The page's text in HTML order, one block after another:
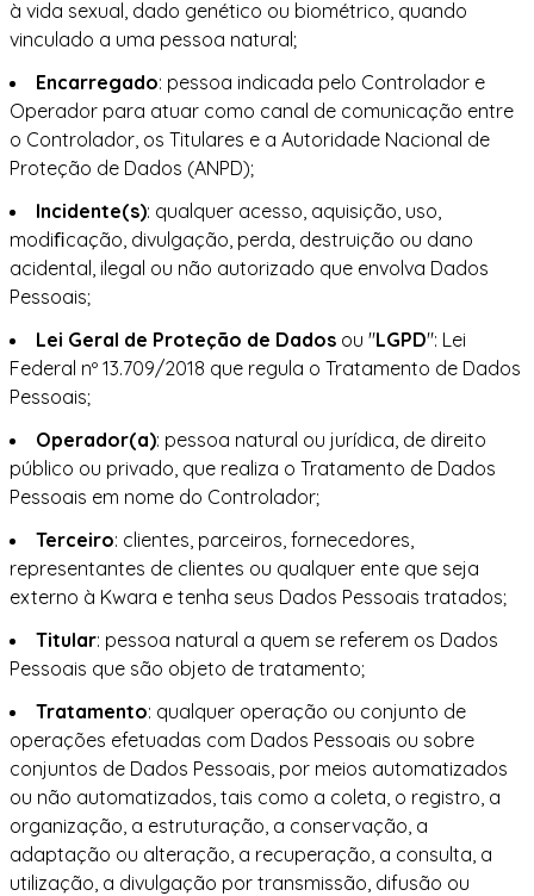
à vida sexual, dado genético ou biométrico, quando
vinculado a uma pessoa natural;
Encarregado: pessoa indicada pelo Controlador e
Operador para atuar como canal de comunicação entre
o Controlador, os Titulares e a Autoridade Nacional de
Proteção de Dados (ANPD);
Incidente(s): qualquer acesso, aquisição, uso,
modiﬁcação, divulgação, perda, destruição ou dano
acidental, ilegal ou não autorizado que envolva Dados
Pessoais;
Lei Geral de Proteção de Dados ou "LGPD": Lei
Federal nº 13.709/2018 que regula o Tratamento de Dados
Pessoais;
Operador(a): pessoa natural ou jurídica, de direito
público ou privado, que realiza o Tratamento de Dados
Pessoais em nome do Controlador;
Terceiro: clientes, parceiros, fornecedores,
representantes de clientes ou qualquer ente que seja
externo à Kwara e tenha seus Dados Pessoais tratados;
Titular: pessoa natural a quem se referem os Dados
Pessoais que são objeto de tratamento;
Tratamento: qualquer operação ou conjunto de
operações efetuadas com Dados Pessoais ou sobre
conjuntos de Dados Pessoais, por meios automatizados
ou não automatizados, tais como a coleta, o registro, a
organização, a estruturação, a conservação, a
adaptação ou alteração, a recuperação, a consulta, a
utilização, a divulgação por transmissão, difusão ou